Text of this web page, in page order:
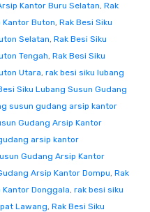
Kantor Buru Selatan, Rak
Kantor Buton, Rak Besi Siku
Selatan, Rak Besi Siku
Tengah, Rak Besi Siku
Utara, rak besi siku lubang
Siku Lubang Susun Gudang
susun gudang arsip kantor
Gudang Arsip Kantor
arsip kantor
Gudang Arsip Kantor
Arsip Kantor Dompu, Rak
Donggala, rak besi siku
Lawang, Rak Besi Siku